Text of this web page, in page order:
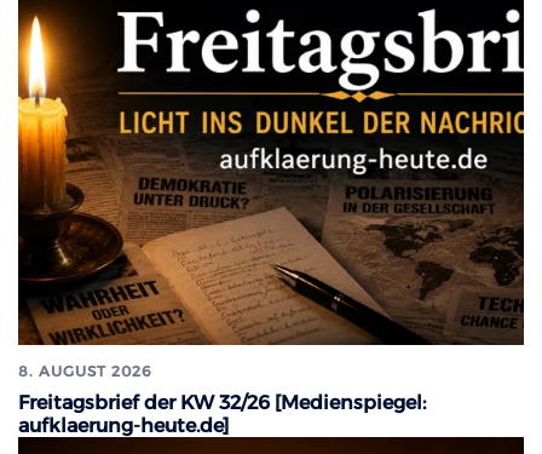
8. AUGUST 2026
Freitagsbrief der KW 32/26 [Medienspiegel:
aufklaerung-heute.de]